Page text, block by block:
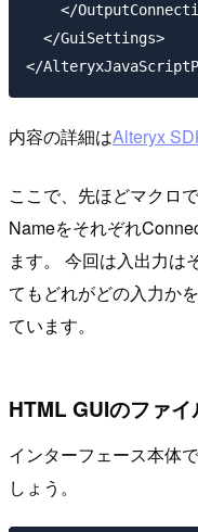
</
  </GuiSettings>
内容の詳細はAlteryx
ここで、先ほどマクロ
Nameをそれぞれ
ます。 今回は入出力は
てもどれがどの入力か
ています。
HTML GUIのファイ
インターフェース本体
しょう。